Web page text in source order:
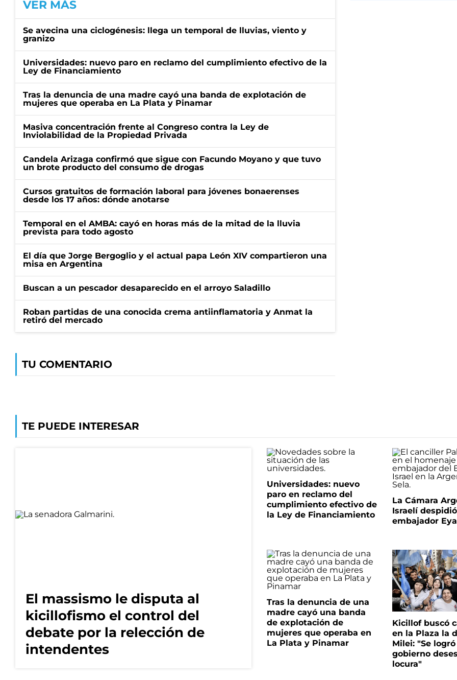
VER MÁS
Se avecina una ciclogénesis: llega un temporal de lluvias, viento y
granizo
Universidades: nuevo paro en reclamo del cumplimiento efectivo de la
Ley de Financiamiento
Tras la denuncia de una madre cayó una banda de explotación de
mujeres que operaba en La Plata y Pinamar
Masiva concentración frente al Congreso contra la Ley de
Inviolabilidad de la Propiedad Privada
Candela Arizaga confirmó que sigue con Facundo Moyano y que tuvo
un brote producto del consumo de drogas
Cursos gratuitos de formación laboral para jóvenes bonaerenses
desde los 17 años: dónde anotarse
Temporal en el AMBA: cayó en horas más de la mitad de la lluvia
prevista para todo agosto
El día que Jorge Bergoglio y el actual papa León XIV compartieron una
misa en Argentina
Buscan a un pescador desaparecido en el arroyo Saladillo
Roban partidas de una conocida crema antiinflamatoria y Anmat la
retiró del mercado
TU COMENTARIO
TE PUEDE INTERESAR
El massismo le disputa al
kicillofismo el control del
debate por la relección de
intendentes
Universidades: nuevo
paro en reclamo del
cumplimiento efectivo de
la Ley de Financiamiento
La Cámara
Israelí
embajador
Tras la denuncia de una
madre cayó una banda
de explotación de
mujeres que operaba en
La Plata y Pinamar
Kicillof buscó
en la Plaza la
Milei: "Se
gobierno
locura"